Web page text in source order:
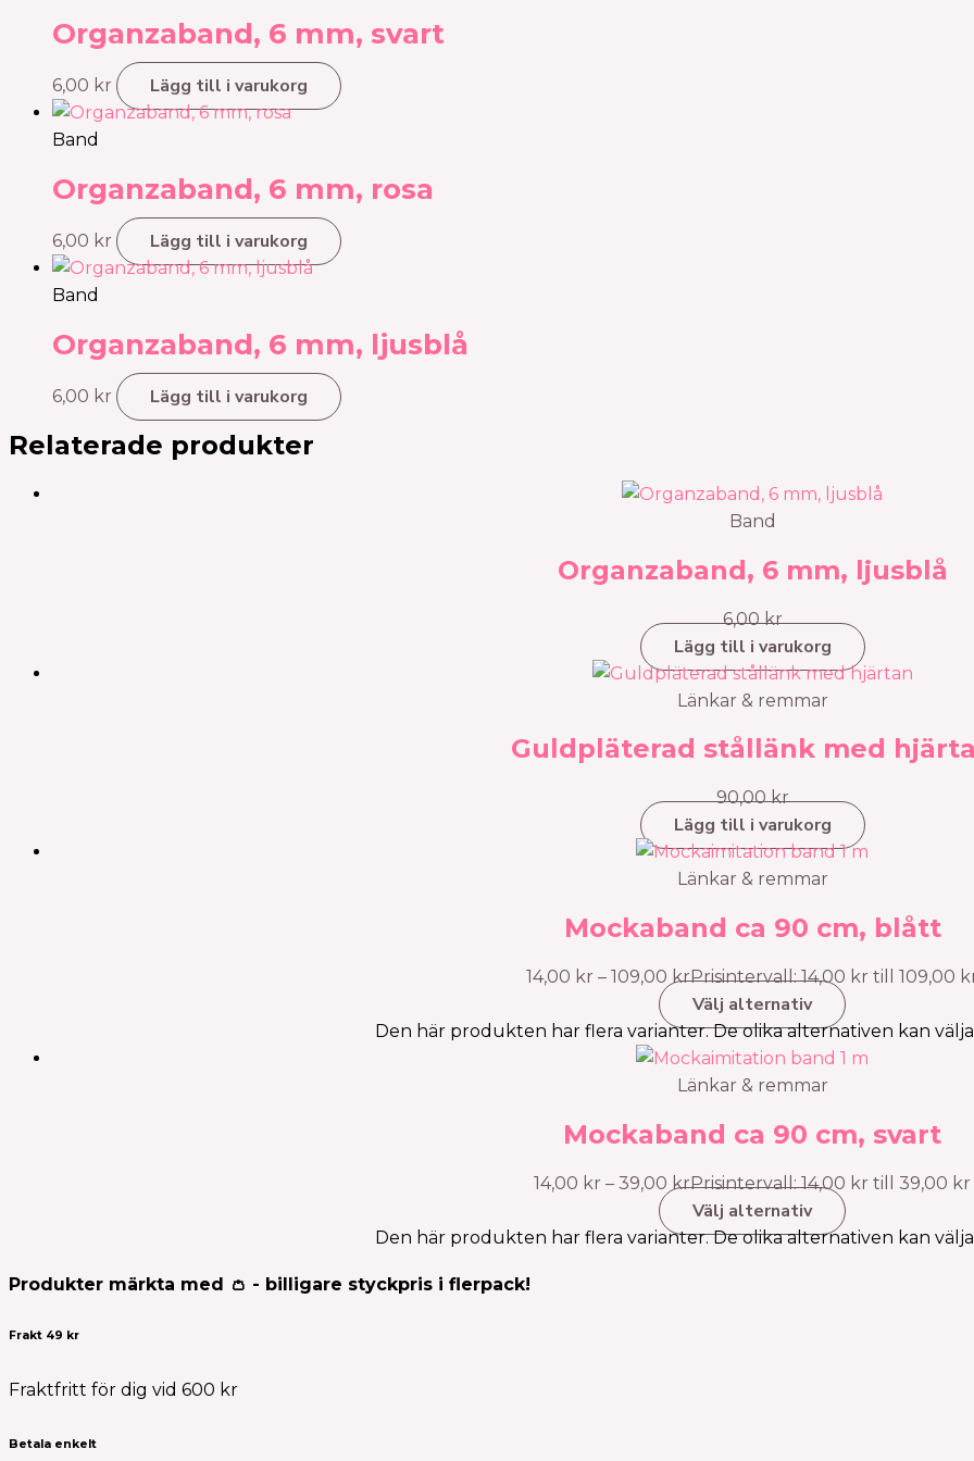
Organzaband, 6 mm, svart
6,00 kr Lägg till i varukorg
Band
Organzaband, 6 mm, rosa
6,00 kr Lägg till i varukorg
Band
Organzaband, 6 mm, ljusblå
6,00 kr Lägg till i varukorg
Relaterade produkter
Band
Organzaband, 6 mm, ljusblå
6,00kr
Lägg till i varukorg
Länkar & remmar
Guldpläterad stållänk med
90,00kr
Lägg till i varukorg
Länkar & remmar
Mockaband ca 90 cm, blått
14,00 kr – 109,00 krPrisintervall: 14,00 kr till 109,00
Välj alternativ
Den här produkten har flera varianter. De olika alternativen kan
Länkar & remmar
Mockaband ca 90 cm, svart
14,00 kr – 39,00 krPrisintervall: 14,00 kr till 39,00 kr
Välj alternativ
Den här produkten har flera varianter. De olika alternativen kan
Produkter märkta med 👛 - billigare styckpris i flerpack!
Frakt 49 kr
Fraktfritt för dig vid 600 kr
Betala enkelt